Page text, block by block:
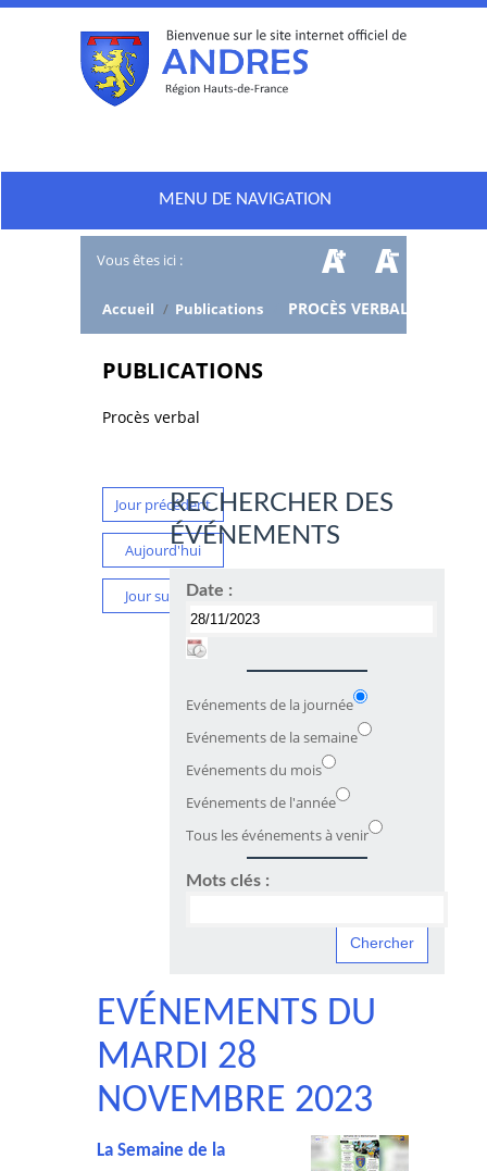
MENU DE NAVIGATION
Vous êtes ici :
Accueil / Publications PROCÈS VERBAL
PUBLICATIONS
Procès verbal
Jour précédent
Aujourd'hui
Jour suivant
RECHERCHER DES
ÉVÉNEMENTS
Date :
Evénements de la journée
Evénements de la semaine
Evénements du mois
Evénements de l'année
Tous les événements à venir
Mots clés :
EVÉNEMENTS DU
MARDI 28
NOVEMBRE 2023
La Semaine de la